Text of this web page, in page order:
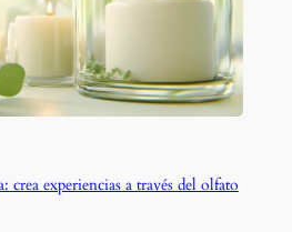
experiencias a través del olfato